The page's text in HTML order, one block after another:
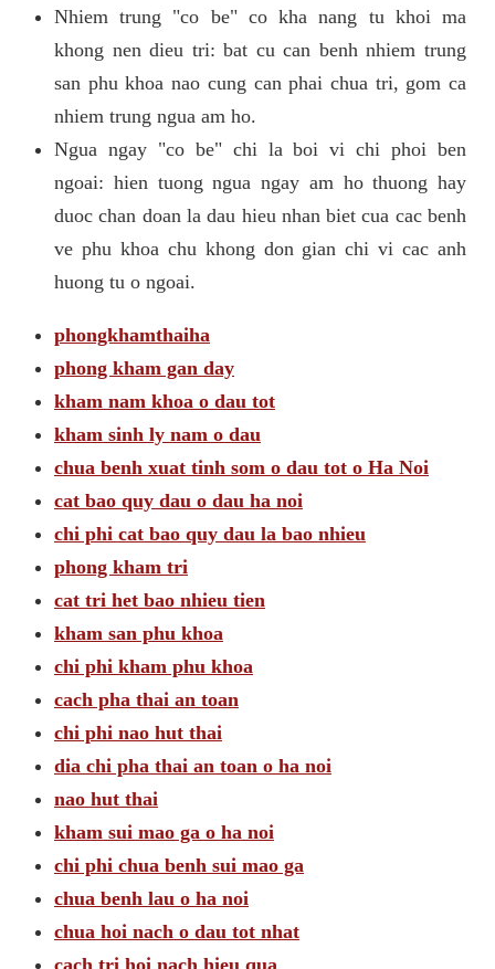
Nhiem trung "co be" co kha nang tu khoi ma
khong nen dieu tri: bat cu can benh nhiem trung
san phu khoa nao cung can phai chua tri, gom ca
nhiem trung ngua am ho.
Ngua ngay "co be" chi la boi vi chi phoi ben
ngoai: hien tuong ngua ngay am ho thuong hay
duoc chan doan la dau hieu nhan biet cua cac benh
ve phu khoa chu khong don gian chi vi cac anh
huong tu o ngoai.
phongkhamthaiha
phong kham gan day
kham nam khoa o dau tot
kham sinh ly nam o dau
chua benh xuat tinh som o dau tot o Ha Noi
cat bao quy dau o dau ha noi
chi phi cat bao quy dau la bao nhieu
phong kham tri
cat tri het bao nhieu tien
kham san phu khoa
chi phi kham phu khoa
cach pha thai an toan
chi phi nao hut thai
dia chi pha thai an toan o ha noi
nao hut thai
kham sui mao ga o ha noi
chi phi chua benh sui mao ga
chua benh lau o ha noi
chua hoi nach o dau tot nhat
cach tri hoi nach hieu qua